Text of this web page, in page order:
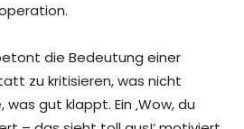
die Bedeutung einer
zu kritisieren, was nicht
gut klappt. Ein ‚Wow, du